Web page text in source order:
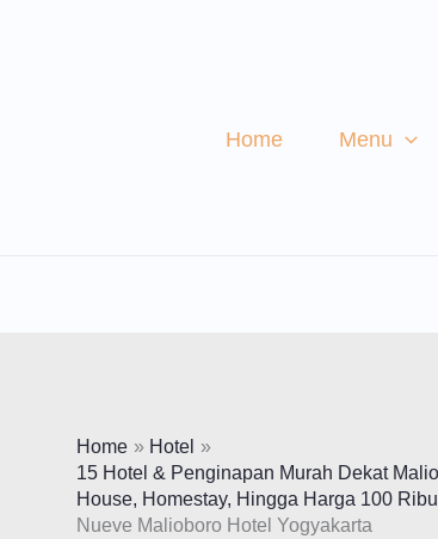
Home Menu
Home
Hotel
15 Hotel & Penginapan Murah Dekat
House, Homestay, Hingga Harga 100
Nueve Malioboro Hotel Yogyakarta